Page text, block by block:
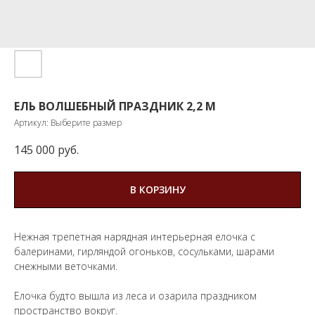
ЕЛЬ ВОЛШЕБНЫЙ ПРАЗДНИК 2,2 М
Артикул: Выберите размер
145 000 руб.
В КОРЗИНУ
Нежная трепетная нарядная интерьерная елочка с
балеринами, гирляндой огоньков, сосульками, шарами
снежными веточками.
Елочка будто вышла из леса и озарила праздником
пространство вокруг.